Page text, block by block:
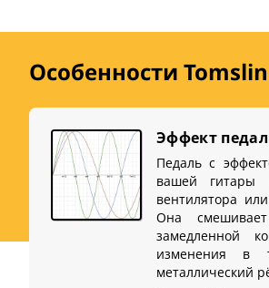
Особенности
Эффект
Педаль с
вашей гитары
вентилятора
Она
замедленной
изменения в
металлический